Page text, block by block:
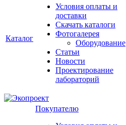
Каталог
Условия оплаты и
доставки
Скачать каталоги
Фотогалерея
Оборудование
Статьи
Новости
Проектирование
лабораторий
Покупателю